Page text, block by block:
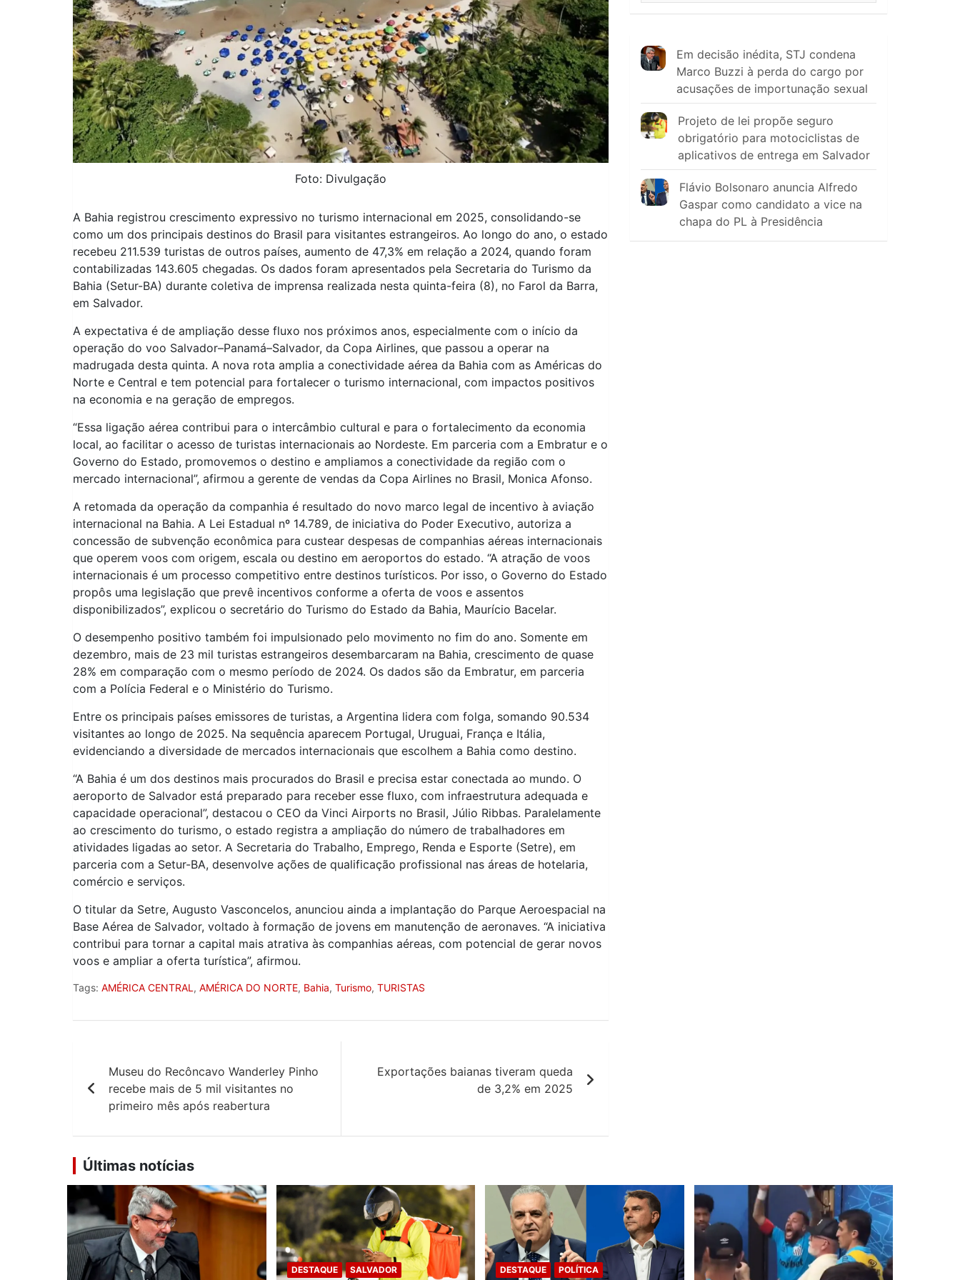
Foto: Divulgação
A Bahia registrou crescimento expressivo no turismo internacional em 2025, consolidando-se
como um dos principais destinos do Brasil para visitantes estrangeiros. Ao longo do ano, o estado
recebeu 211.539 turistas de outros países, aumento de 47,3% em relação a 2024, quando foram
contabilizadas 143.605 chegadas. Os dados foram apresentados pela Secretaria do Turismo da
Bahia (Setur-BA) durante coletiva de imprensa realizada nesta quinta-feira (8), no Farol da Barra,
em Salvador.
A expectativa é de ampliação desse fluxo nos próximos anos, especialmente com o início da
operação do voo Salvador–Panamá–Salvador, da Copa Airlines, que passou a operar na
madrugada desta quinta. A nova rota amplia a conectividade aérea da Bahia com as Américas do
Norte e Central e tem potencial para fortalecer o turismo internacional, com impactos positivos
na economia e na geração de empregos.
“Essa ligação aérea contribui para o intercâmbio cultural e para o fortalecimento da economia
local, ao facilitar o acesso de turistas internacionais ao Nordeste. Em parceria com a Embratur e o
Governo do Estado, promovemos o destino e ampliamos a conectividade da região com o
mercado internacional”, afirmou a gerente de vendas da Copa Airlines no Brasil, Monica Afonso.
A retomada da operação da companhia é resultado do novo marco legal de incentivo à aviação
internacional na Bahia. A Lei Estadual nº 14.789, de iniciativa do Poder Executivo, autoriza a
concessão de subvenção econômica para custear despesas de companhias aéreas internacionais
que operem voos com origem, escala ou destino em aeroportos do estado. “A atração de voos
internacionais é um processo competitivo entre destinos turísticos. Por isso, o Governo do Estado
propôs uma legislação que prevê incentivos conforme a oferta de voos e assentos
disponibilizados”, explicou o secretário do Turismo do Estado da Bahia, Maurício Bacelar.
O desempenho positivo também foi impulsionado pelo movimento no fim do ano. Somente em
dezembro, mais de 23 mil turistas estrangeiros desembarcaram na Bahia, crescimento de quase
28% em comparação com o mesmo período de 2024. Os dados são da Embratur, em parceria
com a Polícia Federal e o Ministério do Turismo.
Entre os principais países emissores de turistas, a Argentina lidera com folga, somando 90.534
visitantes ao longo de 2025. Na sequência aparecem Portugal, Uruguai, França e Itália,
evidenciando a diversidade de mercados internacionais que escolhem a Bahia como destino.
“A Bahia é um dos destinos mais procurados do Brasil e precisa estar conectada ao mundo. O
aeroporto de Salvador está preparado para receber esse fluxo, com infraestrutura adequada e
capacidade operacional”, destacou o CEO da Vinci Airports no Brasil, Júlio Ribbas. Paralelamente
ao crescimento do turismo, o estado registra a ampliação do número de trabalhadores em
atividades ligadas ao setor. A Secretaria do Trabalho, Emprego, Renda e Esporte (Setre), em
parceria com a Setur-BA, desenvolve ações de qualificação profissional nas áreas de hotelaria,
comércio e serviços.
O titular da Setre, Augusto Vasconcelos, anunciou ainda a implantação do Parque Aeroespacial na
Base Aérea de Salvador, voltado à formação de jovens em manutenção de aeronaves. “A iniciativa
contribui para tornar a capital mais atrativa às companhias aéreas, com potencial de gerar novos
voos e ampliar a oferta turística”, afirmou.
Tags: AMÉRICA CENTRAL , AMÉRICA DO NORTE, Bahia, Turismo, TURISTAS
de
Post
Museu do Recôncavo Wanderley Pinho
recebe mais de 5 mil visitantes no
primeiro mês após reabertura
Exportações baianas tiveram queda
de 3,2% em 2025
Em decisão inédita, STJ condena
Marco Buzzi à perda do cargo por
acusações de importunação sexual
Projeto de lei propõe seguro
obrigatório para motociclistas de
aplicativos de entrega em Salvador
Flávio Bolsonaro anuncia Alfredo
Gaspar como candidato a vice na
chapa do PL à Presidência
Últimas notícias
DESTAQUE SALVADOR DESTAQUE POLÍTICA